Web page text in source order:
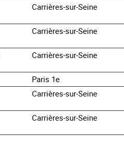
Carrières-sur-Seine
Carrières-sur-Seine
Carrières-sur-Seine
Paris 1e
Carrières-sur-Seine
Carrières-sur-Seine